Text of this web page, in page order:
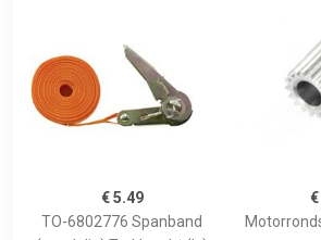
€ 5.49
TO-6802776 Spanband